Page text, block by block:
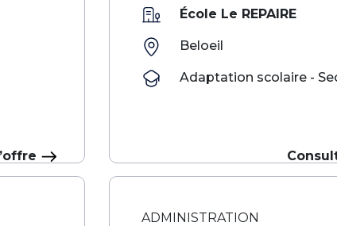
École Le REPAIRE
Beloeil
Adaptation scolaire -
ADMINISTRATION